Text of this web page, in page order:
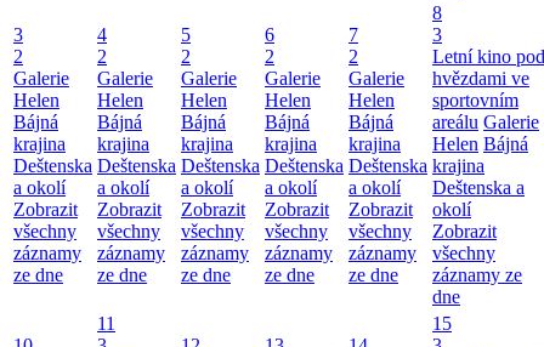
3
2
Galerie
Helen
Bájná
krajina
Deštenska
a okolí
Zobrazit
všechny
záznamy
ze dne
4
2
Galerie
Helen
Bájná
krajina
Deštenska
a okolí
Zobrazit
všechny
záznamy
ze dne
5
2
Galerie
Helen
Bájná
krajina
Deštenska
a okolí
Zobrazit
všechny
záznamy
ze dne
6
2
Galerie
Helen
Bájná
krajina
Deštenska
a okolí
Zobrazit
všechny
záznamy
ze dne
7
2
Galerie
Helen
Bájná
krajina
Deštenska
a okolí
Zobrazit
všechny
záznamy
ze dne
8
3
Letní kino pod
hvězdami ve
sportovním
areálu Galerie
Helen Bájná
krajina
Deštenska a
okolí
Zobrazit
všechny
záznamy ze
dne
11
15